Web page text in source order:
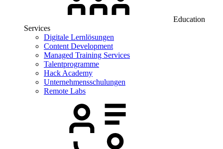
Education
Services
Digitale Lernlösungen
Content Development
Managed Training Services
Talentprogramme
Hack Academy
Unternehmensschulungen
Remote Labs